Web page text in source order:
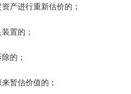
产进行重新估价的；
置的；
的；
暂估价值的；